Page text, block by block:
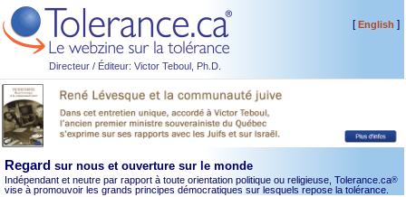
Directeur / Éditeur: Victor Teboul, Ph.D.
[English ]
Regard sur nous et ouverture sur le monde
Indépendant et neutre par rapport à toute orientation politique ou religieuse, Tolerance.ca®
vise à promouvoir les grands principes démocratiques sur lesquels repose la tolérance.